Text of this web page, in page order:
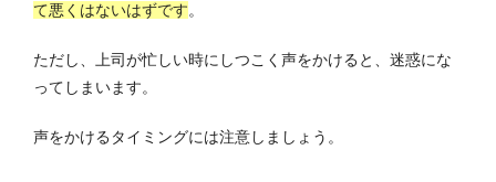
て悪くはないはずです。
ただし、上司が忙しい時にしつこく声をかけると、迷惑にな
ってしまいます。
声をかけるタイミングには注意しましょう。